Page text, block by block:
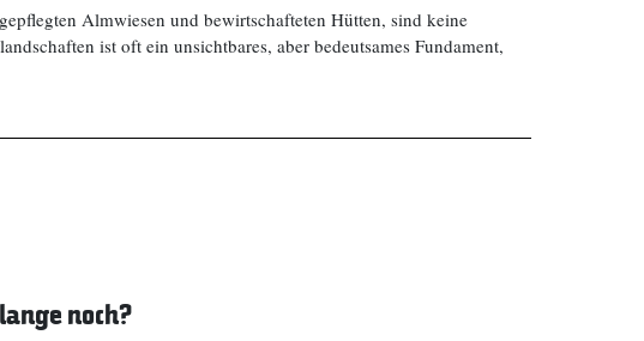
Almwiesen und bewirtschafteten Hütten, sind keine
ist oft ein unsichtbares, aber bedeutsames Fundament,
noch?